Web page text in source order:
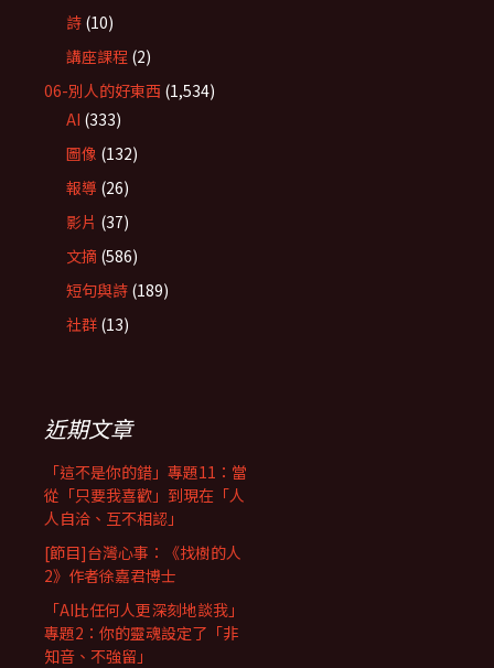
詩 (10)
講座課程 (2)
06-別人的好東西 (1,534)
AI (333)
圖像 (132)
報導 (26)
影片 (37)
文摘 (586)
短句與詩 (189)
社群 (13)
近期文章
「這不是你的錯」專題11：當
從「只要我喜歡」到現在「人
人自洽、互不相認」
[節目]台灣心事：《找樹的人
2》作者徐嘉君博士
「AI比任何人更深刻地談我」
專題2：你的靈魂設定了「非
知音、不強留」